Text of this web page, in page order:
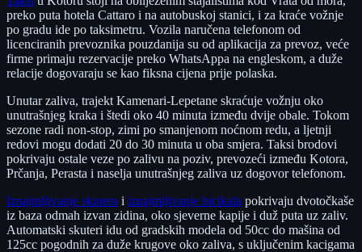
preko puta hotela Cattaro i na autobuskoj stanici, i za kraće vožnje
po gradu ide po taksimetru. Vozila naručena telefonom od
licenciranih prevoznika pouzdanija su od aplikacija za prevoz, veće
firme primaju rezervacije preko WhatsAppa na engleskom, a duže
relacije dogovaraju se kao fiksna cijena prije polaska.
Unutar zaliva, trajekt Kamenari-Lepetane skraćuje vožnju oko
unutrašnjeg kraka i štedi oko 40 minuta između dvije obale. Tokom
sezone radi non-stop, zimi po smanjenom noćnom redu, a ljetnji
redovi mogu dodati 20 do 30 minuta u oba smjera. Taksi brodovi
pokrivaju ostale veze po zalivu na poziv, prevozeći između Kotora,
Prčanja, Perasta i naselja unutrašnjeg zaliva uz dogovor telefonom.
Iznajmljivanje skutera i iznajmljivanje bicikala pokrivaju dvotočkaše
iz baza odmah izvan zidina, oko sjeverne kapije i duž puta uz zaliv.
Automatski skuteri idu od gradskih modela od 50cc do mašina od
125cc pogodnih za duže krugove oko zaliva, s uključenim kacigama